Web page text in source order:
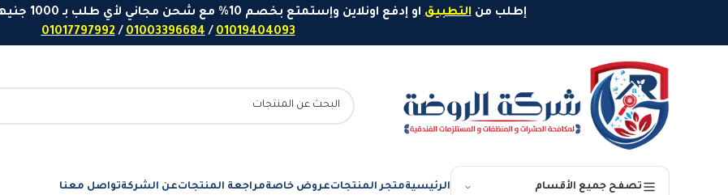
إطلب منالتطبيق او إدفع اونلاين وإستمتع بخصم 10% مع شحن مجاني لأي طلب بـ 1000 جنيهاً او اكثر - ارقامنا للتواصل واتساب
01019404093
/
01003396684
/
01017797992
تصفح جميع الأقسام الرئيسيةمتجر المنتجاتعروض خاصةمراجعة المنتجاتعن الشركةتواصل معنا